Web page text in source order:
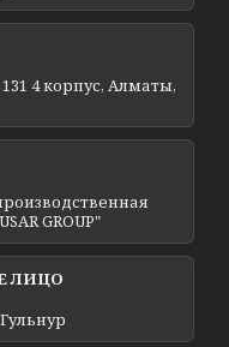
4 корпус, Алматы,
GROUP"